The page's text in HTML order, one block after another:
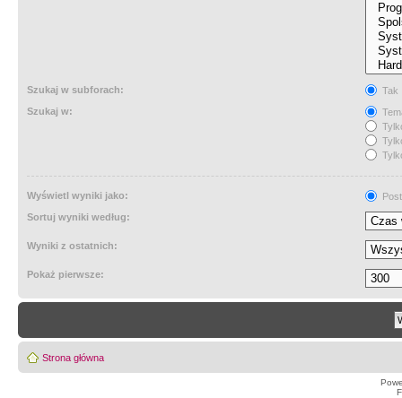
Szukaj w subforach:
Tak
Szukaj w:
Wyświetl wyniki jako:
Sortuj wyniki według:
Wyniki z ostatnich:
Pokaż pierwsze:
Strona główna